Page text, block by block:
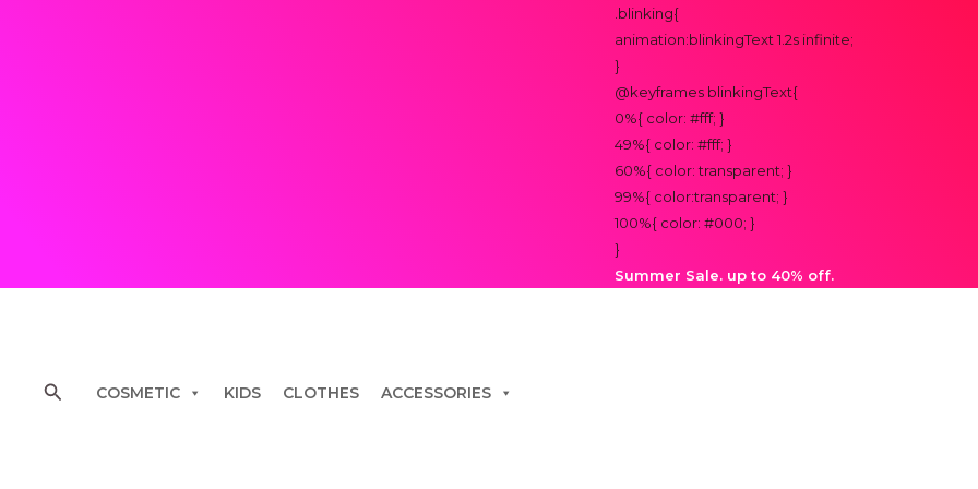
.blinking{
animation:blinkingText 1.2s infinite;
}
@keyframes blinkingText{
0%{ color: #fff; }
49%{ color: #fff; }
60%{ color: transparent; }
99%{ color:transparent; }
100%{ color: #000; }
}
Summer Sale. up to 40% off.
SearchCOSMETIC KIDS CLOTHES ACCESSORIES